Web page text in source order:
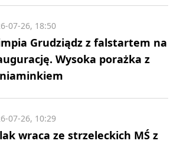
Grudziądz z falstartem na
Wysoka porażka z
07-26, 18:50
wraca ze strzeleckich MŚ z
07-26, 10:29